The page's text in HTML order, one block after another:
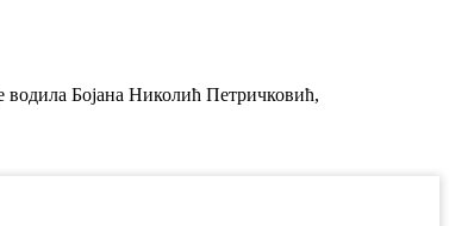
Бојана Николић Петричковић,